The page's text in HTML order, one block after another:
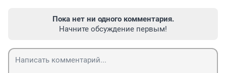
Пока нет ни одного комментария.
Начните обсуждение первым!